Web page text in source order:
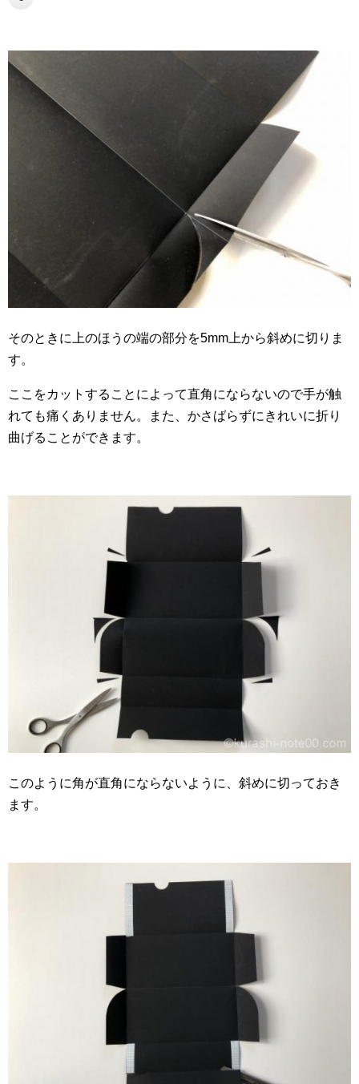
そのときに上のほうの端の部分を5mm上から斜めに切りま
す。
ここをカットすることによって直角にならないので手が触
れても痛くありません。また、かさばらずにきれいに折り
曲げることができます。
このように角が直角にならないように、斜めに切っておき
ます。